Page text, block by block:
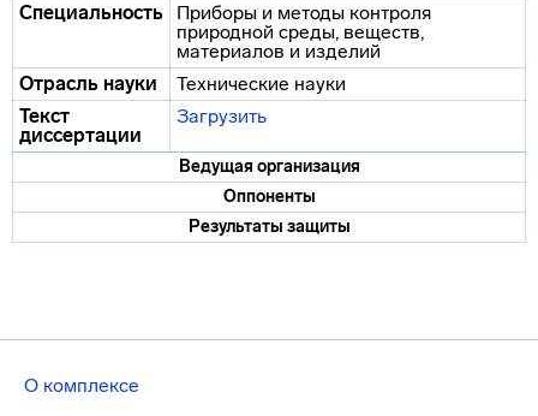
О комплексе
Специальность
Приборы и методы контроля
природной среды, веществ,
материалов и изделий
Отрасль науки
Технические науки
Текст
диссертации
Загрузить
Ведущая организация
Оппоненты
Результаты защиты